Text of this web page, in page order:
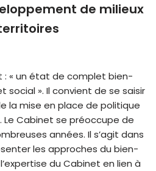
de milieux
: « un état de complet bien-
social ». Il convient de se saisir
la mise en place de politique
Cabinet se préoccupe de
années. Il s’agit dans
les approches du bien-
du Cabinet en lien à